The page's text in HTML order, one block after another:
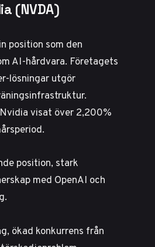
(NVDA)
position som den
AI-hårdvara. Företagets
lösningar utgör
visat över 2,200%
position, stark
med OpenAI och
ökad konkurrens från